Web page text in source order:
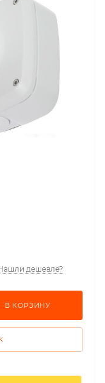
дешевле?
В КОРЗИНУ